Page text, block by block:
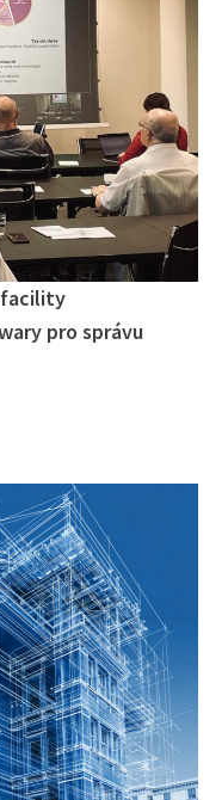
facility
pro správu